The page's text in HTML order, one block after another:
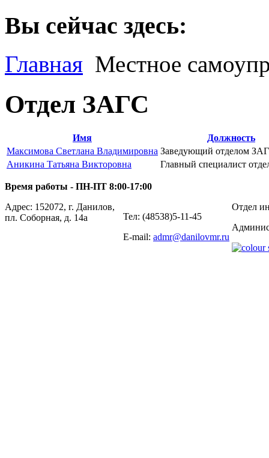
Вы сейчас здесь:
Главная Местное
Отдел ЗАГС
Имя
Должность
Максимова Светлана Владимировна Заведующий отделом
Аникина Татьяна Викторовна
Главный специалист
Время работы - ПН-ПТ 8:00-17:00
Адрес: 152072, г. Данилов,
пл. Соборная, д. 14а
Тел: (48538)5-11-45
E-mail: admr@danilovmr.ru
Отдел